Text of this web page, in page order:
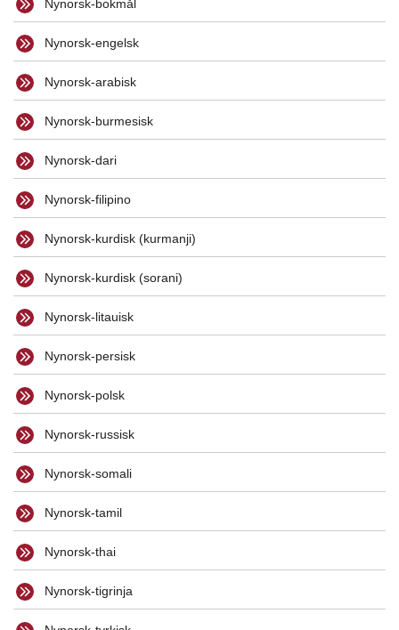
Nynorsk-bokmål
Nynorsk-engelsk
Nynorsk-arabisk
Nynorsk-burmesisk
Nynorsk-dari
Nynorsk-filipino
Nynorsk-kurdisk (kurmanji)
Nynorsk-kurdisk (sorani)
Nynorsk-litauisk
Nynorsk-persisk
Nynorsk-polsk
Nynorsk-russisk
Nynorsk-somali
Nynorsk-tamil
Nynorsk-thai
Nynorsk-tigrinja